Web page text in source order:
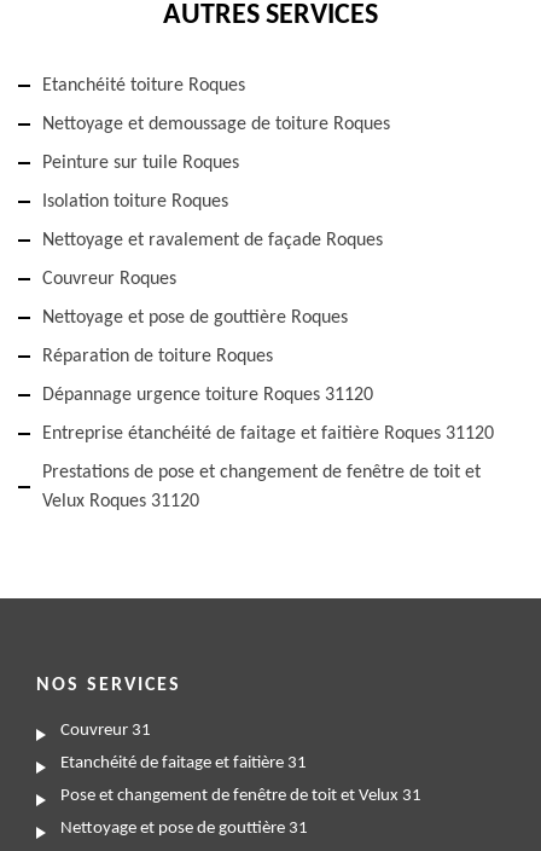
AUTRES SERVICES
Etanchéité toiture Roques
Nettoyage et demoussage de toiture Roques
Peinture sur tuile Roques
Isolation toiture Roques
Nettoyage et ravalement de façade Roques
Couvreur Roques
Nettoyage et pose de gouttière Roques
Réparation de toiture Roques
Dépannage urgence toiture Roques 31120
Entreprise étanchéité de faitage et faitière Roques 31120
Prestations de pose et changement de fenêtre de toit et
Velux Roques 31120
NOS SERVICES
Couvreur 31
Etanchéité de faitage et faitière 31
Pose et changement de fenêtre de toit et Velux 31
Nettoyage et pose de gouttière 31